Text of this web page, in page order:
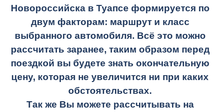
Новороссийска в Туапсе формируется по
двум факторам: маршрут и класс
выбранного автомобиля. Всё это можно
рассчитать заранее, таким образом перед
поездкой вы будете знать окончательную
цену, которая не увеличится ни при каких
обстоятельствах.
Так же Вы можете рассчитывать на